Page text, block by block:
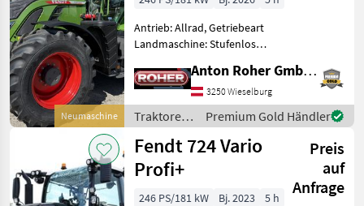
Neumaschine
Antrieb: Allrad, Getriebeart
Landmaschine: Stufenloses
Zapfwellendrehzahl:
540/540E/1000/1000E,
Höchstgeschwindigkeit in
km/h: 50 km/h, Aufla
Anton Roher GmbH (ACA Center Roher)
3250 Wieselburg
Traktoren
/ Fendt
Premium Gold Händler
Fendt 724 Vario
Profi+
Preis
auf
Anfrage
246 PS/181 kW Bj. 2023
5 h